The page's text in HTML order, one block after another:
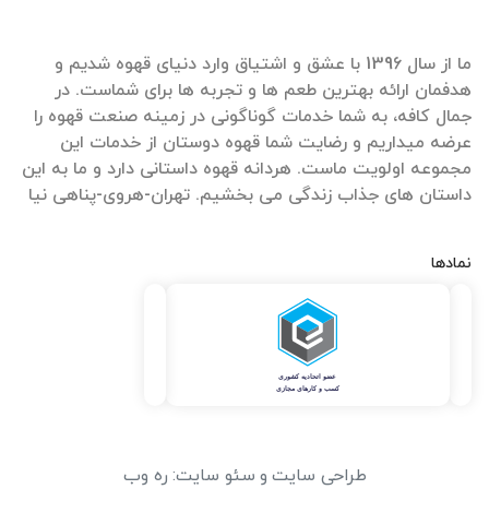
ما از سال 1396 با عشق و اشتیاق وارد دنیای قهوه شدیم و
هدفمان ارائه بهترین طعم ها و تجربه ها برای شماست. در
جمال کافه، به شما خدمات گوناگونی در زمینه صنعت قهوه را
عرضه میداریم و رضایت شما قهوه دوستان از خدمات این
مجموعه اولویت ماست. هردانه قهوه داستانی دارد و ما به این
داستان های جذاب زندگی می بخشیم. تهران-هروی-پناهی نیا
نمادها
طراحی سایت و سئو سایت: ره وب